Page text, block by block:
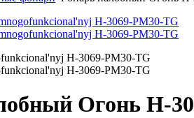
Огонь H-